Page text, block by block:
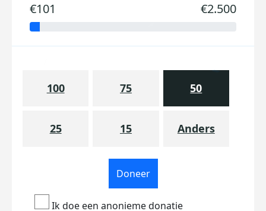
€101 €2.500
100 75 50
25 15 Anders
Doneer
Ik doe een anonieme donatie